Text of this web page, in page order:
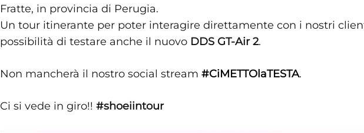
Fratte, in provincia di Perugia.
Un tour itinerante per poter interagire direttamente con i nostri
possibilità di testare anche il nuovo DDS GT-Air 2.
Non mancherà il nostro social stream #CiMETTOlaTESTA.
Ci si vede in giro!! #shoeiintour